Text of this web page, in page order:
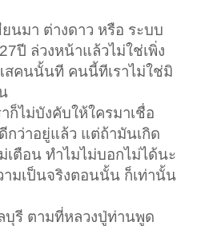
นมา ต่างดาว หรือ ระบบ
ปี ล่วงหน้าแล้วไม่ใช่เพิ่ง
สคนนั้นที คนนี้ทีเราไม่ใช่มิ
ก็ไม่บังคับให้ใครมาเชื่อ
กว่าอยู่แล้ว แต่ถ้ามันเกิด
เตือน ทำไมไม่บอกไม่ได้นะ
มเป็นจริงตอนนั้น ก็เท่านั้น
บุรี ตามที่หลวงปู่ท่านพูด